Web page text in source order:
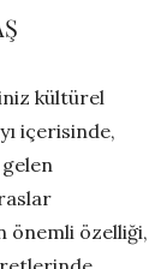
kültürel
içerisinde,
önemli özelliği,